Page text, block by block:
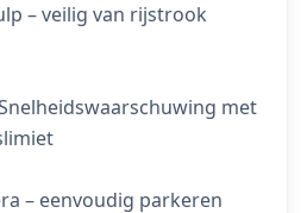
– veilig van rijstrook
met
– eenvoudig parkeren